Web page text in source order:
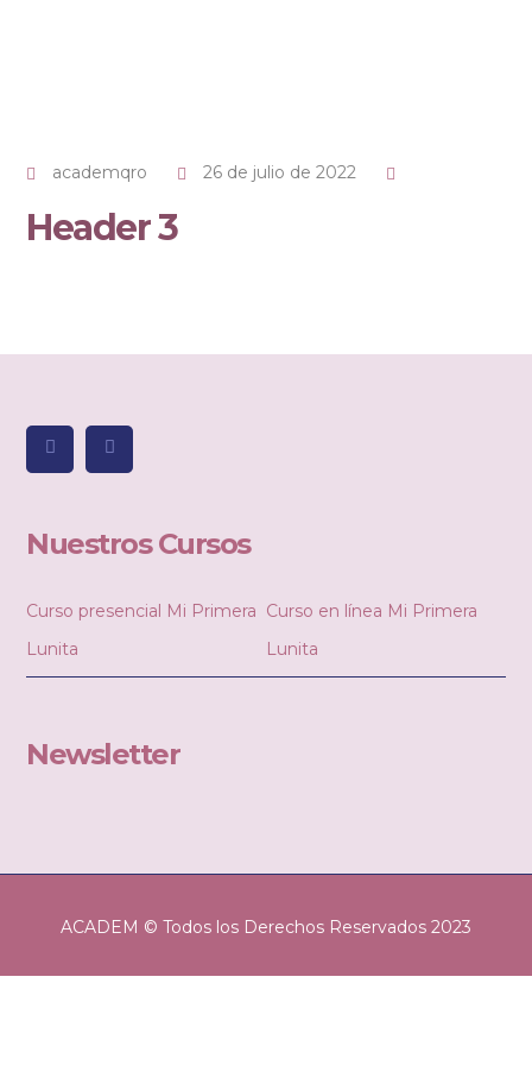
academqro 26 de julio de 2022
Header 3
Nuestros Cursos
Curso presencial Mi Primera
Lunita
Curso en línea Mi Primera
Lunita
Newsletter
ACADEM © Todos los Derechos Reservados 2023